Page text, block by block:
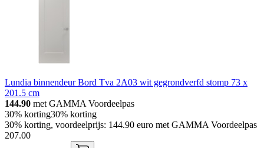
Lundia binnendeur Bord Tva 2A03 wit gegrondverfd stomp 73 x
201.5 cm
144.90 met GAMMA Voordeelpas
30% korting30% korting
30% korting, voordeelprijs: 144.90 euro met GAMMA Voordeelpas
207.00